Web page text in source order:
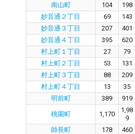
南山町
104 198
妙音通２丁目
69 143
妙音通３丁目
207 401
妙音通４丁目
395 620
村上町１丁目
27 79
村上町２丁目
53 131
村上町３丁目
88 209
村上町４丁目
13 35
明前町
389 919
桃園町 1,170
1,98
9
師長町 178 460